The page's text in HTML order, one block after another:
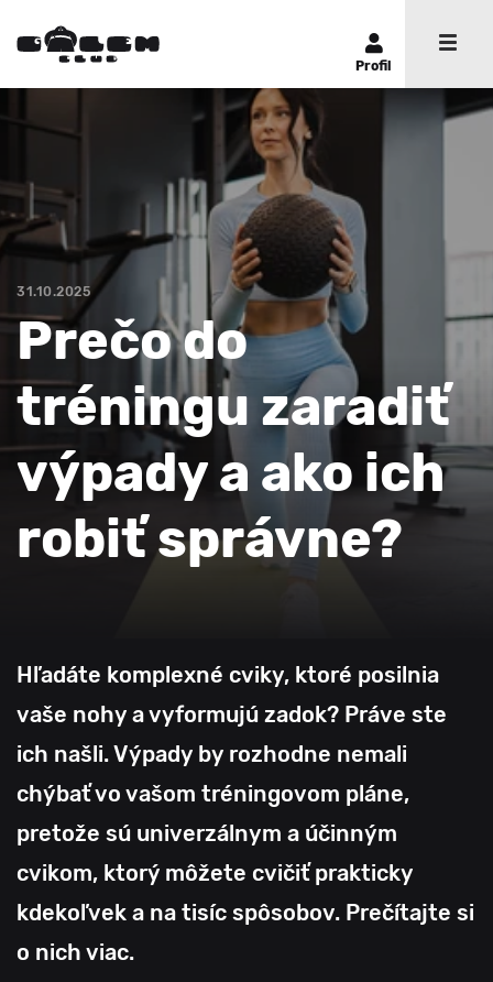
Profil
31.10.2025
Prečo do
tréningu zaradiť
výpady a ako ich
robiť správne?
Hľadáte komplexné cviky, ktoré posilnia
vaše nohy a vyformujú zadok? Práve ste
ich našli. Výpady by rozhodne nemali
chýbať vo vašom tréningovom pláne,
pretože sú univerzálnym a účinným
cvikom, ktorý môžete cvičiť prakticky
kdekoľvek a na tisíc spôsobov. Prečítajte si
o nich viac.